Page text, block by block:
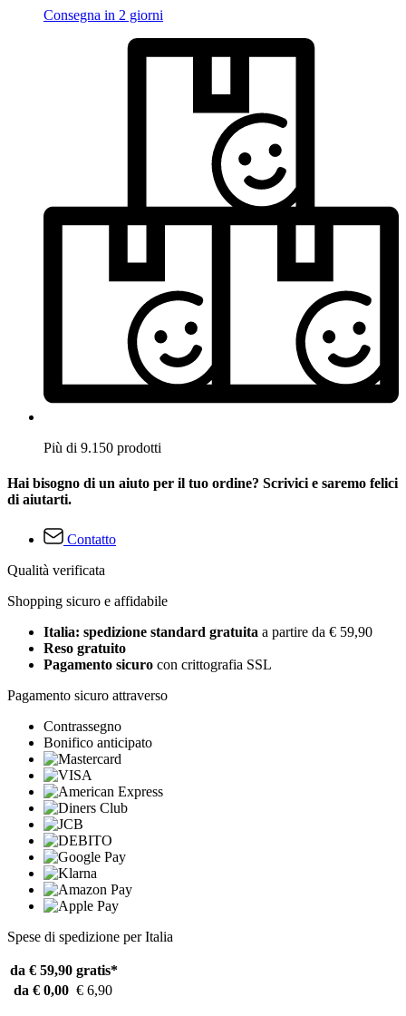
Consegna in 2 giorni
Più di 9.150 prodotti
Hai bisogno di un aiuto per il tuo ordine? Scrivici e saremo felici
di aiutarti.
Contatto
Qualità verificata
Shopping sicuro e affidabile
Italia: spedizione standard gratuita a partire da € 59,90
Reso gratuito
Pagamento sicuro con crittografia SSL
Pagamento sicuro attraverso
Contrassegno
Bonifico anticipato
Spese di spedizione per Italia
da € 59,90 gratis*
da € 0,00 € 6,90